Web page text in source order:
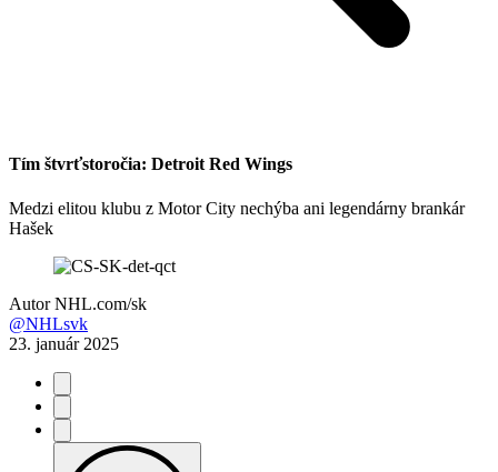
Tím štvrťstoročia: Detroit Red Wings
Medzi elitou klubu z Motor City nechýba ani legendárny brankár
Hašek
Autor NHL.com/sk
@NHLsvk
23. január 2025